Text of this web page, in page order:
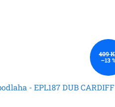
409
–13
- EPL187 DUB CARDIFF